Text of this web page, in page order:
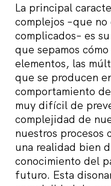
La principal
complejos –que no
complicados– es
que sepamos
elementos, las
que se producen
comportamiento
muy difícil de
complejidad de
nuestros procesos
una realidad bien
conocimiento del
futuro. Esta